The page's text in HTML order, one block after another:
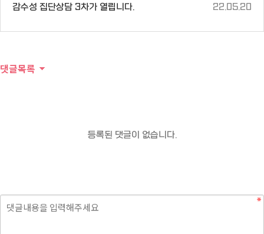
감수성 집단상담 3차가 열립니다.
22.05.20
댓글목록
등록된 댓글이 없습니다.